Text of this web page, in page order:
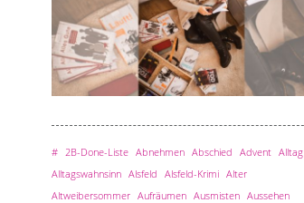
# 2B-Done-Liste Abnehmen Abschied Advent Alltag
Alltagswahnsinn Alsfeld Alsfeld-Krimi Alter
Altweibersommer Aufräumen Ausmisten Aussehen